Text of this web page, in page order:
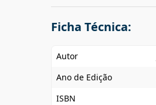
Ficha Técnica:
Autor
Ano de Edição
ISBN